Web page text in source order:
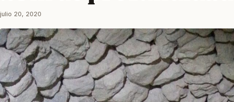
julio 20, 2020